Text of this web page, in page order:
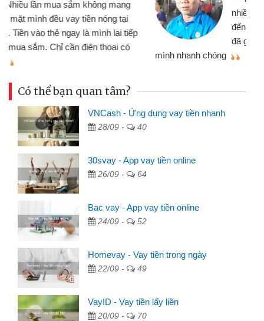
nhiều lúc cần vốn nhập hàng, nhờ biết
đến website qua bạn bè giới thiệu tôi
đã giải quyết được công việc của
Có thể bạn quan tâm?
VNCash - Ứng dụng vay tiền nhanh
28/09 - 40
30svay - App vay tiền online
26/09 - 64
Bac vay - App vay tiền online
24/09 - 52
Homevay - Vay tiền trong ngày
22/09 - 49
VayID - Vay tiền lấy liền
20/09 - 70